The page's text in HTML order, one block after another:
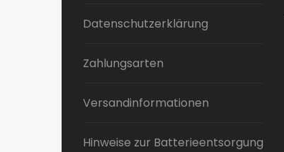
Datenschutzerklärung
Zahlungsarten
Versandinformationen
Hinweise zur Batterieentsorgung